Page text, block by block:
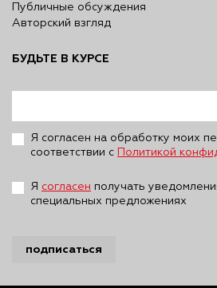
Публичные обсуждения
Авторский взгляд
БУДЬТЕ В КУРСЕ
Я согласен на обработку моих
соответствии с
Политикой
Я согласен получать
специальных предложениях
подписаться